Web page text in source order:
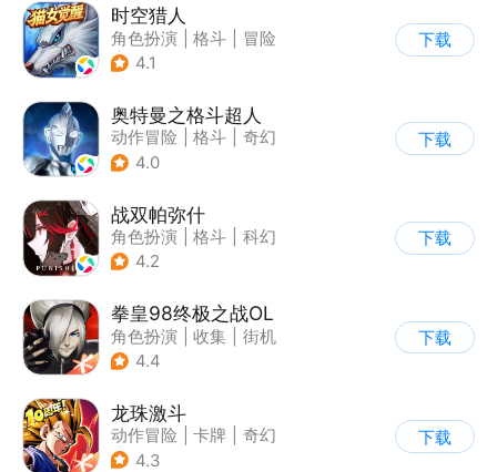
时空猎人
角色扮演 格斗
冒险
| 时空猎人
4.1
下载
奥特曼之格斗超人
动作冒险 格斗
奇幻
| 奥特曼
4.0
下载
战双帕弥什
角色扮演 格斗
科幻
| 美少女
4.2
下载
拳皇98终极之战OL
角色扮演 收集
街机
| 拳皇
4.4
下载
龙珠激斗
动作冒险 卡牌
奇幻
| 龙珠
4.3
下载